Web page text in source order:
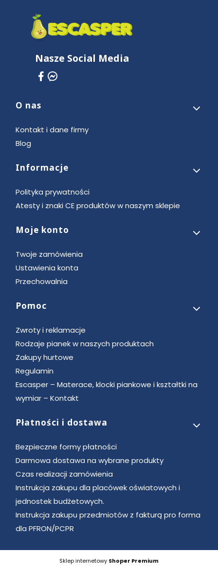
Nasze Social Media
Linki w stopce
O nas
Kontakt i dane firmy
Blog
Informacje
Polityka prywatności
Atesty i znaki CE produktów w naszym sklepie
Moje konto
Twoje zamówienia
Ustawienia konta
Przechowalnia
Pomoc
Zwroty i reklamacje
Rodzaje pianek w naszych produktach
Zakupy hurtowe
Regulamin
Escasper – Materace, klocki piankowe i kształtki na
wymiar – Kontakt
Płatności i dostawa
Bezpieczne formy płatności
Darmowa dostawa na wybrane produkty
Czas realizacji zamówienia
Instrukcja zakupu dla placówek oświatowych i
jednostek budżetowych.
Instrukcja zakupu przedmiotów z fakturą pro forma
dla PFRON/PCPR
Sklep internetowy Shoper Premium